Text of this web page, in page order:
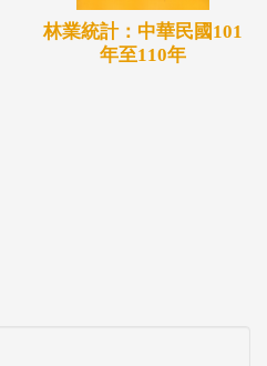
林業統計：中華民國101
年至110年